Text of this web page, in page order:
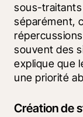
sous-
séparément,
souvent des
explique que
une priorité
Création de